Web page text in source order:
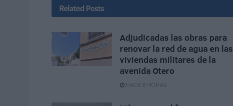
Related Posts
Adjudicadas las obras para
renovar la red de agua en las
viviendas militares de la
avenida Otero
HACE 8 HORAS